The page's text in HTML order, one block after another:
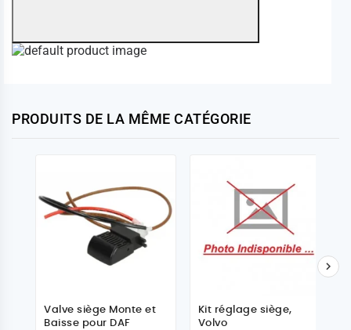
PRODUITS DE LA MÊME CATÉGORIE
Valve siège Monte et
Baisse pour DAF
Kit réglage siège,
Volvo
